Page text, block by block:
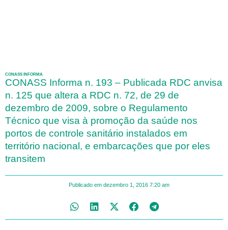
CONASS INFORMA
CONASS Informa n. 193 – Publicada RDC anvisa
n. 125 que altera a RDC n. 72, de 29 de
dezembro de 2009, sobre o Regulamento
Técnico que visa à promoção da saúde nos
portos de controle sanitário instalados em
território nacional, e embarcações que por eles
transitem
Publicado em dezembro 1, 2016 7:20 am